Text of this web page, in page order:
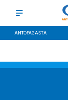
ANTOFAGASTA